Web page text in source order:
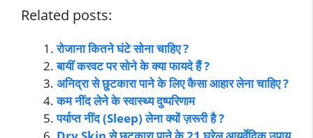
Related posts:
रोजाना कितने घंटे सोना चाहिए ?
बायीं करवट पर सोने के क्या फायदे हैं ?
अनिद्रा से छुटकारा पाने के लिए कैसा आहार लेना चाहिए ?
कम नींद लेने के स्वास्थ्य दुष्परिणाम
पर्याप्त नींद (Sleep) लेना क्यों ज़रूरी है ?